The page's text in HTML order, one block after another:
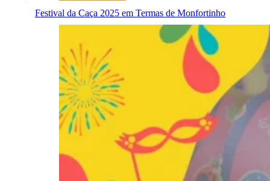
Festival da Caça 2025 em Termas de Monfortinho